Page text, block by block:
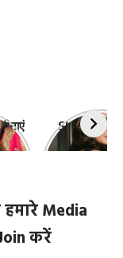
Shefali
‘कांटा लगा
Media
करें